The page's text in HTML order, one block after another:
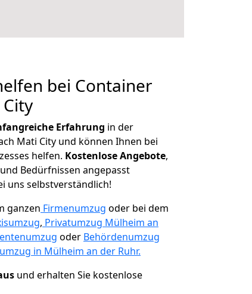
bei Container
Erfahrung in der
Mati City und können Ihnen bei
helfen. Kostenlose Angebote,
Bedürfnissen angepasst
uns selbstverständlich!
ganzen Firmenumzug oder bei dem
, Privatumzug Mülheim an
oder Behördenumzug
in Mülheim an der Ruhr.
und erhalten Sie kostenlose